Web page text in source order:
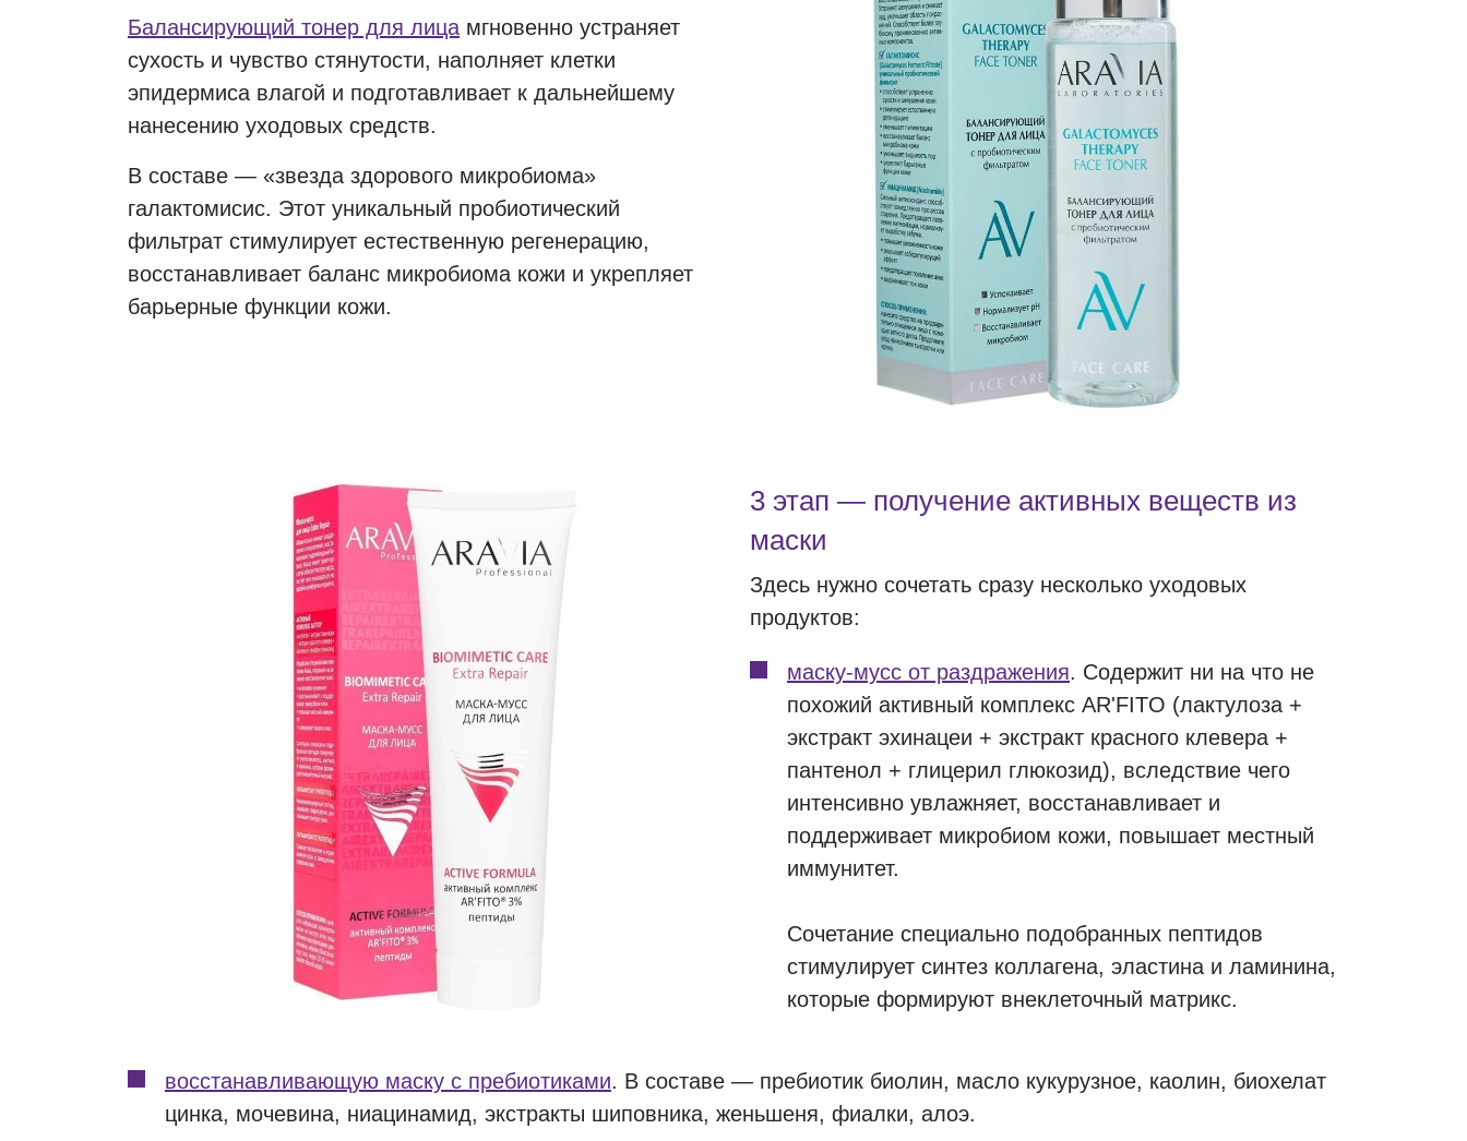
Балансирующий тонер для лица мгновенно устраняет
сухость и чувство стянутости, наполняет клетки
эпидермиса влагой и подготавливает к дальнейшему
нанесению уходовых средств.
В составе — «звезда здорового микробиома»
галактомисис. Этот уникальный пробиотический
фильтрат стимулирует естественную регенерацию,
восстанавливает баланс микробиома кожи и укрепляет
барьерные функции кожи.
3 этап — получение активных веществ из
маски
Здесь нужно сочетать сразу несколько уходовых
продуктов:
маску-мусс от раздражения. Содержит ни на что не
похожий активный комплекс AR'FITO (лактулоза +
экстракт эхинацеи + экстракт красного клевера +
пантенол + глицерил глюкозид), вследствие чего
интенсивно увлажняет, восстанавливает и
поддерживает микробиом кожи, повышает местный
иммунитет.
Сочетание специально подобранных пептидов
стимулирует синтез коллагена, эластина и ламинина,
которые формируют внеклеточный матрикс.
восстанавливающую маску с пребиотиками. В составе — пребиотик биолин, масло кукурузное, каолин, биохелат
цинка, мочевина, ниацинамид, экстракты шиповника, женьшеня, фиалки, алоэ.